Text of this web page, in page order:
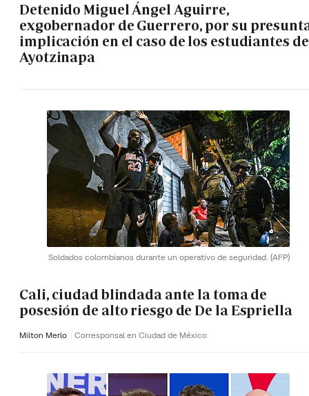
Detenido Miguel Ángel Aguirre,
exgobernador de Guerrero, por su
implicación en el caso de los estudiantes de
Ayotzinapa
Soldados colombianos durante un operativo de seguridad. (AFP)
Cali, ciudad blindada ante la toma de
posesión de alto riesgo de De la Espriella
Milton Merlo Corresponsal en Ciudad de México